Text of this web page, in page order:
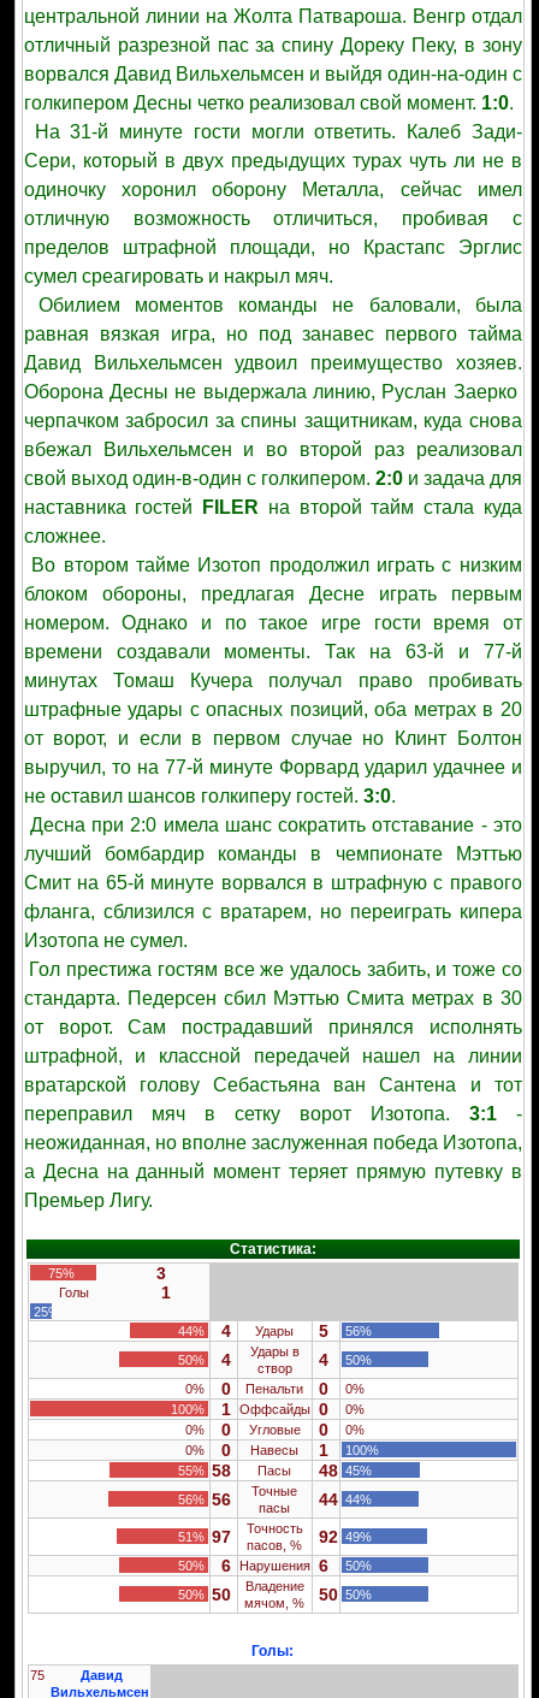
центральной линии на Жолта Патвароша. Венгр отдал
отличный разрезной пас за спину Дореку Пеку, в зону
ворвался Давид Вильхельмсен и выйдя один-на-один с
голкипером Десны четко реализовал свой момент. 1:0.
На 31-й минуте гости могли ответить. Калеб Зади-
Сери, который в двух предыдущих турах чуть ли не в
одиночку хоронил оборону Металла, сейчас имел
отличную возможность отличиться, пробивая с
пределов штрафной площади, но Крастапс Эрглис
сумел среагировать и накрыл мяч.
Обилием моментов команды не баловали, была
равная вязкая игра, но под занавес первого тайма
Давид Вильхельмсен удвоил преимущество хозяев.
Оборона Десны не выдержала линию, Руслан Заерко
черпачком забросил за спины защитникам, куда снова
вбежал Вильхельмсен и во второй раз реализовал
свой выход один-в-один с голкипером. 2:0и задача для
наставника гостей
FILER на второй тайм стала куда
сложнее.
Во втором тайме Изотоп продолжил играть с низким
блоком обороны, предлагая Десне играть первым
номером. Однако и по такое игре гости время от
времени создавали моменты. Так на 63-й и 77-й
минутах Томаш Кучера получал право пробивать
штрафные удары с опасных позиций, оба метрах в 20
от ворот, и если в первом случае но Клинт Болтон
выручил, то на 77-й минуте Форвард ударил удачнее и
не оставил шансов голкиперу гостей. 3:0.
Десна при 2:0 имела шанс сократить отставание - это
лучший бомбардир команды в чемпионате Мэттью
Смит на 65-й минуте ворвался в штрафную с правого
фланга, сблизился с вратарем, но переиграть кипера
Изотопа не сумел.
Гол престижа гостям все же удалось забить, и тоже со
стандарта. Педерсен сбил Мэттью Смита метрах в 30
от ворот. Сам пострадавший принялся исполнять
штрафной, и классной передачей нашел на линии
вратарской голову Себастьяна ван Сантена и тот
переправил мяч в сетку ворот Изотопа. 3:1-
неожиданная, но вполне заслуженная победа Изотопа,
а Десна на данный момент теряет прямую путевку в
Премьер Лигу.
Статистика:
75% 3
Голы 1
25%
44%
4 Удары 5
56%
50%
4
Удары в
створ
4
50%
0%
0 Пенальти 0
0%
100%
1 Оффсайды 0
0%
0%
0 Угловые 0
0%
0%
0 Навесы 1
100%
55% 58 Пасы 48 45%
56% 56
Точные
пасы
44 44%
51% 97
Точность
пасов, %
92 49%
50%
6 Нарушения 6
50%
50% 50
Владение
мячом, %
50 50%
Голы:
75
Давид
Вильхельмсен